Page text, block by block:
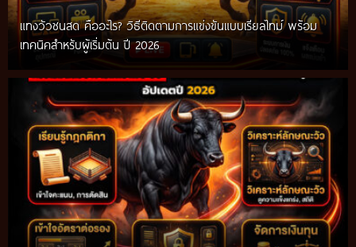
แทงวัวชนสด คืออะไร? วิธีติดตามการแข่งขันแบบเรียลไทม์ พร้อม
เทคนิคสำหรับผู้เริ่มต้น ปี 2026